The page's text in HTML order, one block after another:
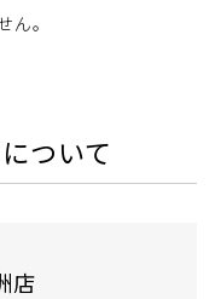
。
ついて
店